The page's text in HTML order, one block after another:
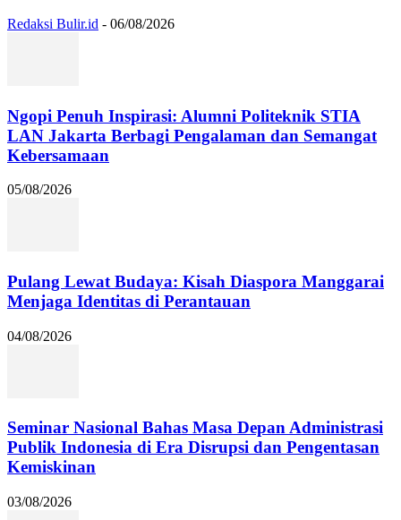
Redaksi Bulir.id - 06/08/2026
Ngopi Penuh Inspirasi: Alumni Politeknik STIA
LAN Jakarta Berbagi Pengalaman dan Semangat
Kebersamaan
05/08/2026
Pulang Lewat Budaya: Kisah Diaspora Manggarai
Menjaga Identitas di Perantauan
04/08/2026
Seminar Nasional Bahas Masa Depan Administrasi
Publik Indonesia di Era Disrupsi dan Pengentasan
Kemiskinan
03/08/2026